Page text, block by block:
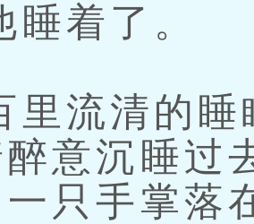
着了。
流清的睡
意沉睡过
一只手掌落